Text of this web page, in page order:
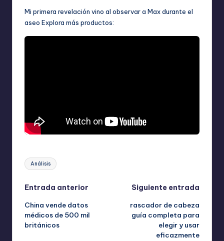
Mi primera revelación vino al observar a Max durante el
aseo Explora más productos:
Etiquetas:
Análisis
Navegación
de
entradas
Entrada anterior
China vende datos
médicos de 500 mil
británicos
Siguiente entrada
rascador de cabeza
guía completa para
elegir y usar
eficazmente